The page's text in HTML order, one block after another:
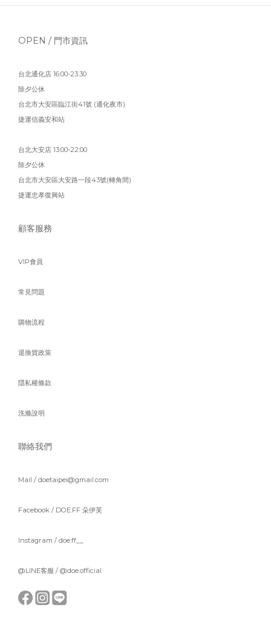
OPEN / 門市資訊
台北通化店 16:00-23:30
除夕公休
台北市大安區臨江街41號 (通化夜市)
捷運信義安和站
台北大安店 13:00-22:00
除夕公休
台北市大安區大安路一段43號(轉角間)
捷運忠孝復興站
顧客服務
VIP會員
常見問題
購物流程
退換貨政策
隱私權條款
洗滌說明
聯絡我們
Mail / doetaipei@gmail.com
Facebook / DOE.FF 朵伊芙
Instagram / doe.ff__
@LINE客服 / @doe.official